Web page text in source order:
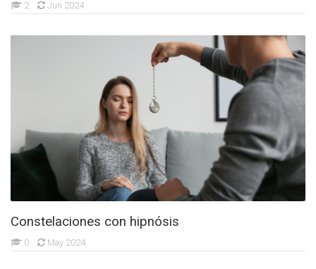
2 Jun 2024
Constelaciones con hipnósis
0 May 2024